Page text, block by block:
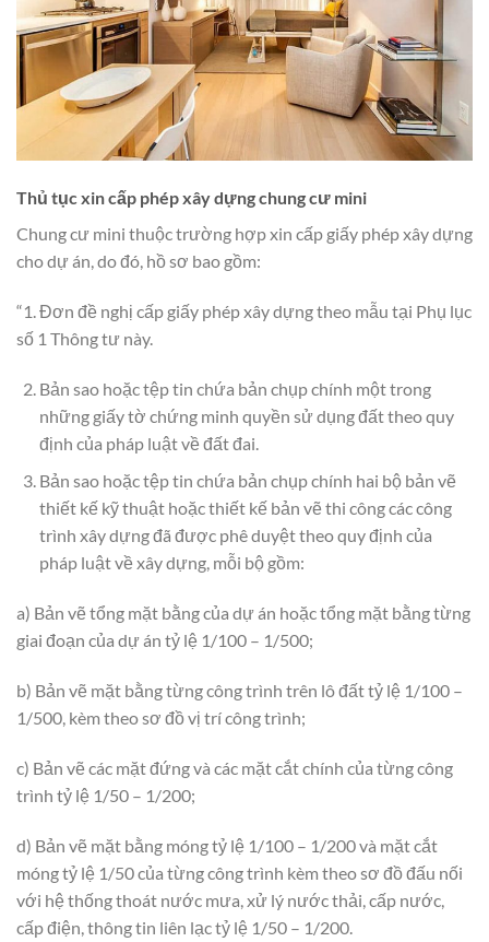
Thủ tục xin cấp phép xây dựng chung cư mini
Chung cư mini thuộc trường hợp xin cấp giấy phép xây dựng
cho dự án, do đó, hồ sơ bao gồm:
“1. Đơn đề nghị cấp giấy phép xây dựng theo mẫu tại Phụ lục
số 1 Thông tư này.
Bản sao hoặc tệp tin chứa bản chụp chính một trong
những giấy tờ chứng minh quyền sử dụng đất theo quy
định của pháp luật về đất đai.
Bản sao hoặc tệp tin chứa bản chụp chính hai bộ bản vẽ
thiết kế kỹ thuật hoặc thiết kế bản vẽ thi công các công
trình xây dựng đã được phê duyệt theo quy định của
pháp luật về xây dựng, mỗi bộ gồm:
a) Bản vẽ tổng mặt bằng của dự án hoặc tổng mặt bằng từng
giai đoạn của dự án tỷ lệ 1/100 – 1/500;
b) Bản vẽ mặt bằng từng công trình trên lô đất tỷ lệ 1/100 –
1/500, kèm theo sơ đồ vị trí công trình;
c) Bản vẽ các mặt đứng và các mặt cắt chính của từng công
trình tỷ lệ 1/50 – 1/200;
d) Bản vẽ mặt bằng móng tỷ lệ 1/100 – 1/200 và mặt cắt
móng tỷ lệ 1/50 của từng công trình kèm theo sơ đồ đấu nối
với hệ thống thoát nước mưa, xử lý nước thải, cấp nước,
cấp điện, thông tin liên lạc tỷ lệ 1/50 – 1/200.